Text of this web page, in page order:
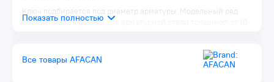
Ключ подбирается под диаметр арматуры. Модельный ряд
состоит из 12 моделей для арматурной стали толщиной от 10
Преимущества Afacan 28А:
Все товары AFACAN